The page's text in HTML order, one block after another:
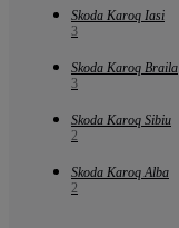
Skoda Karoq Iasi
3
Skoda Karoq Braila
3
Skoda Karoq Sibiu
2
Skoda Karoq Alba
2